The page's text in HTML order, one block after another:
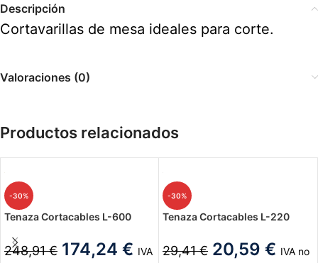
Descripción
Cortavarillas de mesa ideales para corte.
Valoraciones (0)
Productos relacionados
-30%
Tenaza Cortacables L-600
248,91€ 174,24 € IVA
-30%
Tenaza Cortacables L-220
29,41€ 20,59 € IVA no